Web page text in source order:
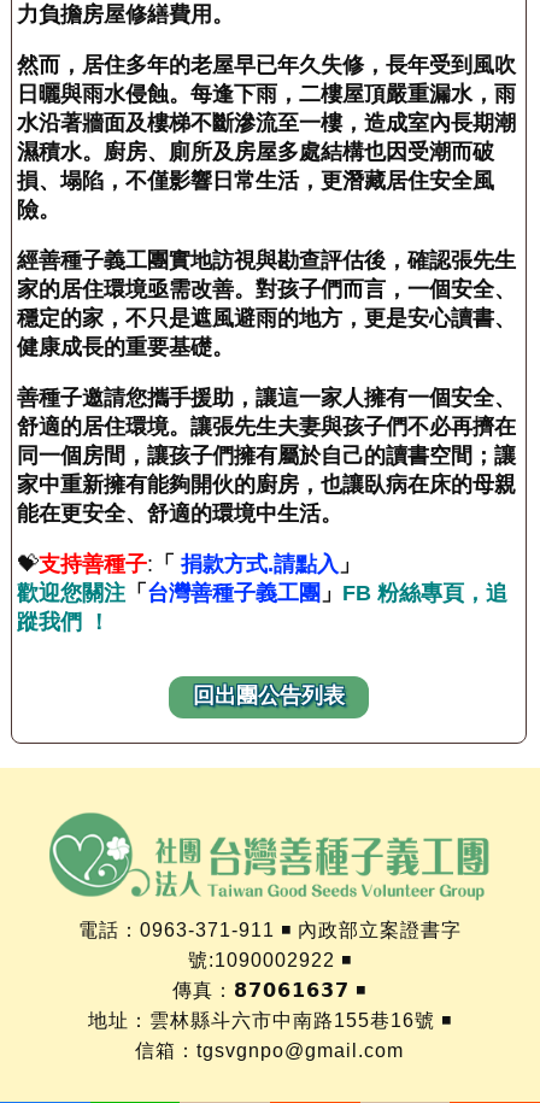
力負擔房屋修繕費用。
然而，居住多年的老屋早已年久失修，長年受到風吹
日曬與雨水侵蝕。每逢下雨，二樓屋頂嚴重漏水，雨
水沿著牆面及樓梯不斷滲流至一樓，造成室內長期潮
濕積水。廚房、廁所及房屋多處結構也因受潮而破
損、塌陷，不僅影響日常生活，更潛藏居住安全風
險。
經善種子義工團實地訪視與勘查評估後，確認張先生
家的居住環境亟需改善。對孩子們而言，一個安全、
穩定的家，不只是遮風避雨的地方，更是安心讀書、
健康成長的重要基礎。
善種子邀請您攜手援助，讓這一家人擁有一個安全、
舒適的居住環境。讓張先生夫妻與孩子們不必再擠在
同一個房間，讓孩子們擁有屬於自己的讀書空間；讓
家中重新擁有能夠開伙的廚房，也讓臥病在床的母親
能在更安全、舒適的環境中生活。
💝支持善種子: 「 捐款方式.請點入 」
歡迎您關注 「 台灣善種子義工團 」 FB 粉絲專頁，追
蹤我們 ！
回出團公告列表
電話：0963-371-911 ◾ 內政部立案證書字
號:1090002922 ◾
傳真：𝟴𝟳𝟬𝟲𝟭𝟲𝟯𝟳 ◾
地址：雲林縣斗六市中南路155巷16號 ◾
信箱：tgsvgnpo@gmail.com